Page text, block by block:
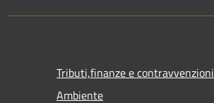
Tributi,finanze e contravvenzioni
Ambiente